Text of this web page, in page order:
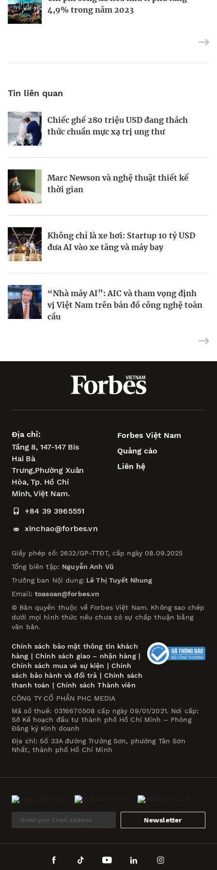
4,9% trong năm 2023
kinh tế toàn cầu
điều hành Reliance Industries cho các
Tin liên quan
Chiếc ghế 280 triệu USD đang thách
thức chuẩn mực xạ trị ung thư
Marc Newson và nghệ thuật thiết kế
thời gian
Không chỉ là xe hơi: Startup 10 tỷ USD
đưa AI vào xe tăng và máy bay
“Nhà máy AI”: AIC và tham vọng định
vị Việt Nam trên bản đồ công nghệ toàn
cầu
Khi Harvard và Ivy League trở thành
mục tiêu cắt giảm ngân sách của
Startup Apex và kỷ nguyên sản xuất vệ
tinh hàng loạt
Kinh Bắc gia nhập lĩnh vực AI với dự án
tỷ đô
Dùng nợ xây đế chế AI: Chiến lược táo
bạo của CoreWeave
Vì sao AI đang hồi sinh ngành năng
lượng hạt nhân toàn cầu?
Từ startup tí hon tại Ba Lan đến đế chế
AI 6,6 tỷ USD
Doanh nhân Ukraine biến ứng dụng học
tập Headway thành hiện tượng toàn cầu
Tại sao IBM dồn toàn lực vào máy tính
lượng tử?
Địa chỉ:
Tầng 8, 147-147 Bis
Hai Bà
Trưng,Phường Xuân
Hòa,Tp. Hồ Chí
Minh, Việt Nam.
+84 39 3965551
xinchao@forbes.vn
Forbes Việt Nam
Quảng cáo
Liên hệ
Giấy phép số: 2632/GP-TTĐT, cấp ngày 08.09.2025
Tổng biên tập: Nguyễn Anh Vũ
Trưởng ban Nội dung: Lê Thị Tuyết Nhung
Email: toasoan@forbes.vn
© Bản quyền thuộc về Forbes Việt Nam. Không sao chép
dưới mọi hình thức nếu chưa có sự chấp thuận bằng
văn bản.
Chính sách bảo mật thông tin khách
hàng | Chính sách giao – nhận hàng|
Chính sách mua vé sự kiện | Chính
sách bảo hành và đổi trả | Chính sách
thanh toán | Chính sách Thành viên
CÔNG TY CỔ PHẦN PHC MEDIA
Mã số thuế: 0316670508 cấp ngày 09/01/2021. Nơi cấp:
Sở Kế hoạch đầu tư thành phố Hồ Chí Minh – Phòng
Đăng ký Kinh doanh
Địa chỉ: Số 33A đường Trường Sơn, phường Tân Sơn
Nhất, thành phố Hồ Chí Minh
Newsletter